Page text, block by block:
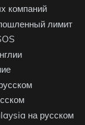
компаний
лимит
на русском